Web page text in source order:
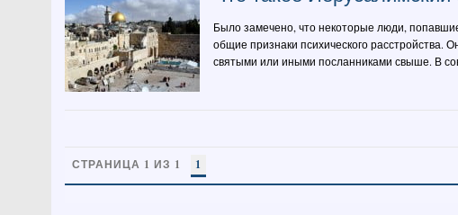
Было замечено, что некоторые люди,
общие признаки психического расстройства.
святыми или иными посланниками свыше. В
СТРАНИЦА 1 ИЗ 1 1